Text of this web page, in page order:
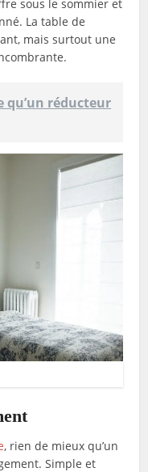
sous le sommier et
La table de
mais surtout une
qu’un réducteur
, rien de mieux qu’un
Simple et